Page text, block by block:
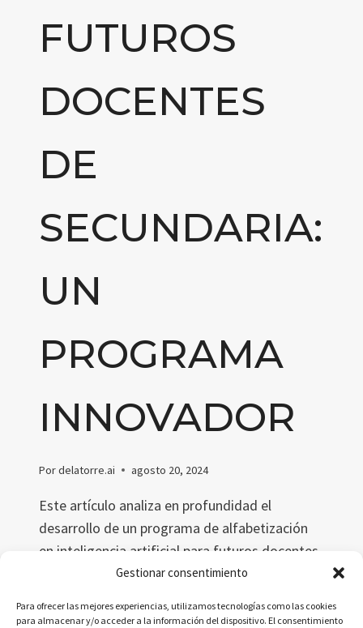
Gestionar consentimiento
Para ofrecer las mejores experiencias, utilizamos tecnologías como las cookies
para almacenar y/o acceder a la información del dispositivo. El consentimiento
FUTUROS
DOCENTES
DE
SECUNDARIA:
UN
PROGRAMA
INNOVADOR
Pordelatorre.ai agosto 20, 2024
Este artículo analiza en profundidad el
desarrollo de un programa de alfabetización
en inteligencia artificial para futuros docentes
de secundaria. Explica cómo este programa
educadores para enseñar IA, abarcando